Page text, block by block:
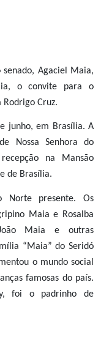
Agaciel Maia,
o convite para o
Cruz.
junho, em Brasília. A
Nossa Senhora do
na Mansão
de Brasília.
Norte presente. Os
Maia e Rosalba
Maia e outras
“Maia” do Seridó
o mundo social
famosas do país.
foi o padrinho de